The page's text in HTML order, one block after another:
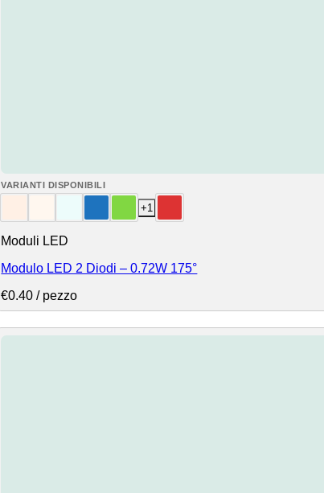
VARIANTI DISPONIBILI
+1
Moduli LED
Modulo LED 2 Diodi – 0.72W 175°
€0.40 / pezzo